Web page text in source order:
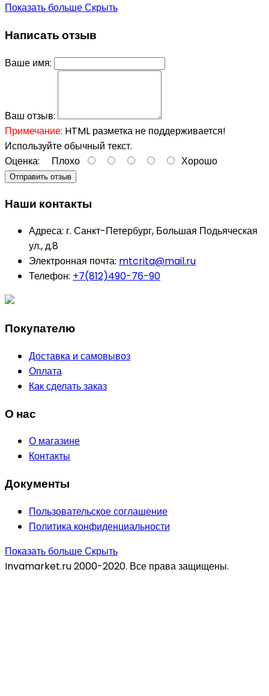
Показать большеСкрыть
Написать отзыв
Ваше имя:
Ваш отзыв:
Примечание: HTML разметка не поддерживается!
Используйте обычный текст.
Оценка: Плохо Хорошо
Отправить отзыв
Наши контакты
Адреса: г. Санкт-Петербург, Большая Подьяческая
ул., д.8
Электронная почта: mtcrita@mail.ru
Телефон: +7(812)490-76-90
Покупателю
Доставка и самовывоз
Оплата
Как сделать заказ
О нас
О магазине
Контакты
Документы
Пользовательское соглашение
Политика конфиденциальности
Показать большеСкрыть
Invamarket.ru 2000-2020. Все права защищены.